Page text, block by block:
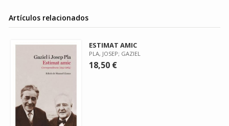
Artículos relacionados
ESTIMAT AMIC
PLA, JOSEP; GAZIEL
18,50 €